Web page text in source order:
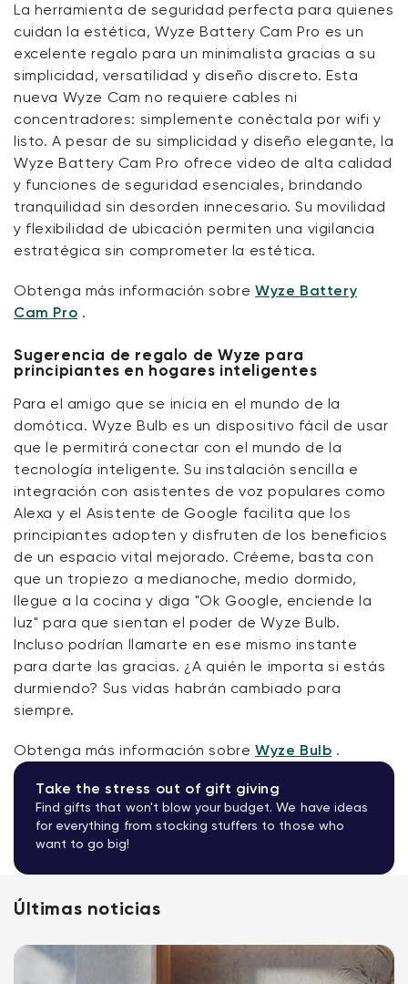
La herramienta de seguridad perfecta para quienes
cuidan la estética, Wyze Battery Cam Pro es un
excelente regalo para un minimalista gracias a su
simplicidad, versatilidad y diseño discreto. Esta
nueva Wyze Cam no requiere cables ni
concentradores: simplemente conéctala por wifi y
listo. A pesar de su simplicidad y diseño elegante, la
Wyze Battery Cam Pro ofrece video de alta calidad
y funciones de seguridad esenciales, brindando
tranquilidad sin desorden innecesario. Su movilidad
y flexibilidad de ubicación permiten una vigilancia
estratégica sin comprometer la estética.
Obtenga más información sobre Wyze Battery
Cam Pro .
Sugerencia de regalo de Wyze para
principiantes en hogares inteligentes
Para el amigo que se inicia en el mundo de la
domótica. Wyze Bulb es un dispositivo fácil de usar
que le permitirá conectar con el mundo de la
tecnología inteligente. Su instalación sencilla e
integración con asistentes de voz populares como
Alexa y el Asistente de Google facilita que los
principiantes adopten y disfruten de los beneficios
de un espacio vital mejorado. Créeme, basta con
que un tropiezo a medianoche, medio dormido,
llegue a la cocina y diga "Ok Google, enciende la
luz" para que sientan el poder de Wyze Bulb.
Incluso podrían llamarte en ese mismo instante
para darte las gracias. ¿A quién le importa si estás
durmiendo? Sus vidas habrán cambiado para
siempre.
Obtenga más información sobre Wyze Bulb .
Take the stress out of gift giving
Find gifts that won't blow your budget. We have ideas
for everything from stocking stuffers to those who
want to go big!
Últimas noticias